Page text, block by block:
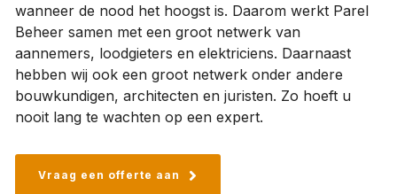
wanneer de nood het hoogst is. Daarom werkt Parel
Beheer samen met een groot netwerk van
aannemers, loodgieters en elektriciens. Daarnaast
hebben wij ook een groot netwerk onder andere
bouwkundigen, architecten en juristen. Zo hoeft u
nooit lang te wachten op een expert.
Vraag een offerte aan